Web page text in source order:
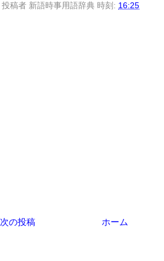
投稿者 新語時事用語辞典 時刻: 16:25
次の投稿 ホーム